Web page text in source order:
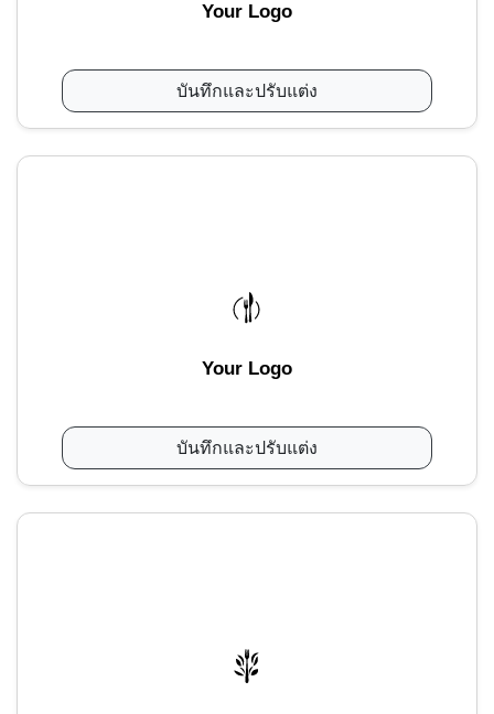
Your Logo
บันทึกและปรับแต่ง
Your Logo
บันทึกและปรับแต่ง